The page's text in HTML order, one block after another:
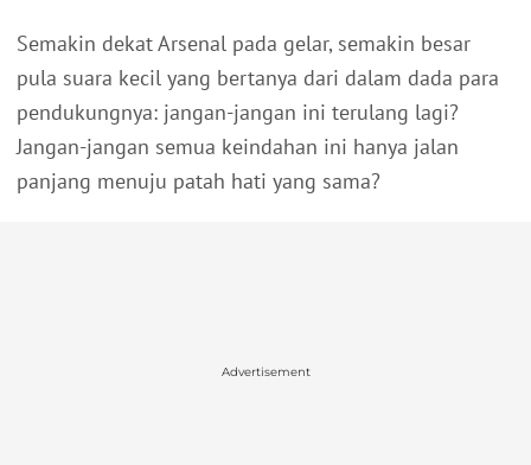
Semakin dekat Arsenal pada gelar, semakin besar
pula suara kecil yang bertanya dari dalam dada para
pendukungnya: jangan-jangan ini terulang lagi?
Jangan-jangan semua keindahan ini hanya jalan
panjang menuju patah hati yang sama?
Advertisement